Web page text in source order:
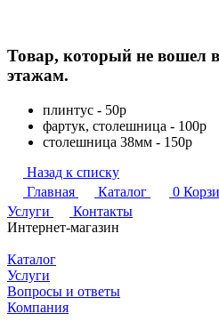
Товар, который не вошел
этажам.
плинтус - 50р
фартук, столешница - 100р
столешница 38мм - 150р
Назад к списку
Главная
Каталог 0
Услуги
Контакты
Интернет-магазин
Каталог
Услуги
Вопросы и ответы
Компания